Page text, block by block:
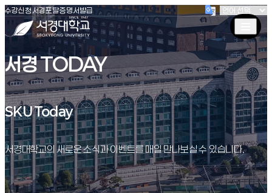
서경대학교
수강신청(새창 열림)
서경포탈(새창 열림)
증명서발급(새창 열림)
서경 TODAY
SKU Today
SKU Today
서경대학교의 새로운 소식과 이벤트를 매일 만나보실 수 있습니다.